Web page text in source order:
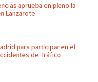
aprueba en pleno la
Lanzarote
para participar en el
de Tráfico